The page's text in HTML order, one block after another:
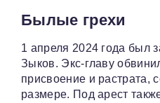
Былые грехи
1 апреля 2024 года был
Зыков. Экс‑главу
присвоение и растрата,
размере. Под арест